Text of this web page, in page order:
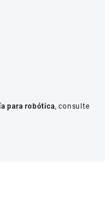
para robótica, consulte